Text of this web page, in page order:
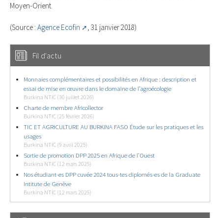
Moyen-Orient.
(Source : Agence Ecofin , 31 janvier 2018)
Fil d'actu
Monnaies complémentaires et possibilités en Afrique : description et
essai de mise en œuvre dans le domaine de l’agroécologie
Burkina NTIC (30 juillet 2026)
Charte de membre Africollector
Burkina NTIC (25 février 2026)
TIC ET AGRICULTURE AU BURKINA FASO Étude sur les pratiques et les
usages
Burkina NTIC (9 avril 2025)
Sortie de promotion DPP 2025 en Afrique de l’Ouest
Burkina NTIC (12 mars 2025)
Nos étudiant-es DPP cuvée 2024 tous-tes diplomés-es de la Graduate
Intitute de Genève
Burkina NTIC (12 mars 2025)